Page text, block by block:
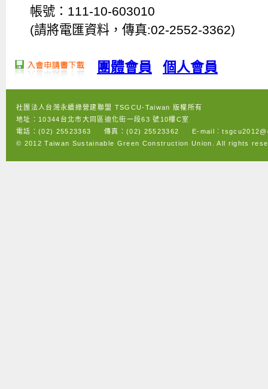
帳號：111-10-603010
(請將電匯資料，傳真:02-2552-3362)
團體會員 個人會員
社團法人台灣永續綠營建聯盟 TSGCU-Taiwan 版權所有
地址：10344台北市大同區迪化街一段63 號10樓C室
電話：(02) 25523363 傳真：(02) 25523362 E-
© 2012 Taiwan Sustainable Green Construction Union. All rights